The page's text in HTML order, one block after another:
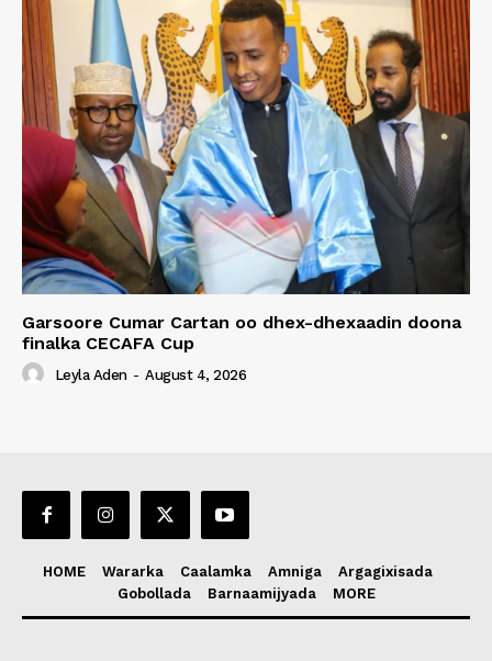
Garsoore Cumar Cartan oo dhex-dhexaadin doona
finalka CECAFA Cup
Leyla Aden - August 4, 2026
HOME Wararka Caalamka Amniga
Argagixisada
Gobollada
Barnaamijyada MORE